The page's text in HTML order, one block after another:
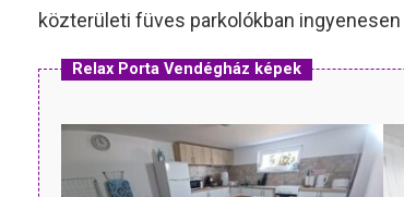
közterületi füves parkolókban
Relax Porta Vendégház képek